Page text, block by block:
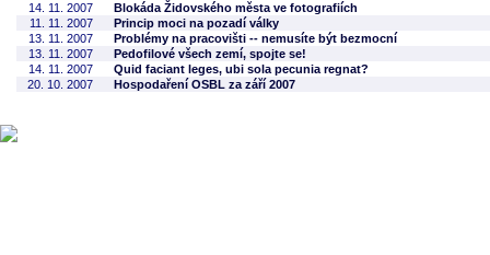
14. 11. 2007
Blokáda Židovského města ve fotografiích
11. 11. 2007
Princip moci na pozadí války
13. 11. 2007
Problémy na pracovišti -- nemusíte být bezmocní
13. 11. 2007
Pedofilové všech zemí, spojte se!
14. 11. 2007
Quid faciant leges, ubi sola pecunia regnat?
20. 10. 2007
Hospodaření OSBL za září 2007